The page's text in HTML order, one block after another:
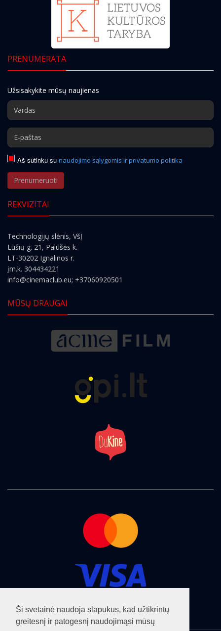
Ši svetainė naudoja slapukus, kad užtikrintų
greitesnį ir patogesnį naudojimąsi mūsų
PRENUMERATA
Užsisakykite mūsų naujienas
Aš sutinku su naudojimo sąlygomis ir privatumo politika
Prenumeruoti
REKVIZITAI
Technologijų slėnis, VšĮ
Lūšių g. 21, Palūšės k.
LT-30202 Ignalinos r.
įm.k. 304434221
info@cinemaclub.eu; +37060920501
MŪSŲ DRAUGAI